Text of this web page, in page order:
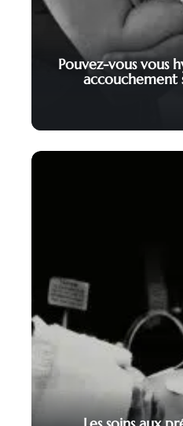
Pouvez-vous vous
accouchement